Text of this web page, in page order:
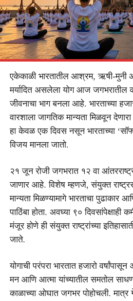
एकेकाळी भारतातील आश्रम, ऋषी-मुनी
मर्यादित असलेला योग आज जगभरातील
जीवनाचा भाग बनला आहे. भारताच्या
वारशाला जागतिक मान्यता मिळवून
हा केवळ एक दिवस नसून भारताच्या ‘सॉफ्ट
विजय मानला जातो.
२१ जून रोजी जगभरात १२ वा
जाणार आहे. विशेष म्हणजे, संयुक्त
मान्यता मिळण्यामागे भारताचा पुढाकार
पाठिंबा होता. अवघ्या ९० दिवसांपेक्षाही
मंजूर होणे ही संयुक्त राष्ट्रांच्या
जाते.
योगाची परंपरा भारतात हजारो
मन आणि आत्मा यांच्यातील समतोल
काळाच्या ओघात जगभर पोहोचली. मात्र